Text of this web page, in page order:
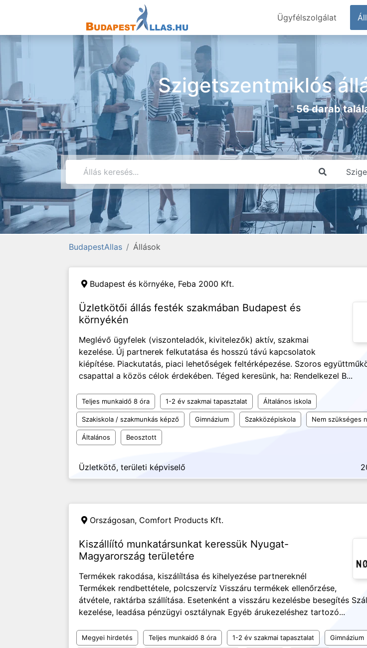
Ügyfélszolgálat
Szigetszentmiklós
56 darab
BudapestAllas Állások
Budapest és környéke, Feba 2000 Kft.
Üzletkötői állás festék szakmában Budapest és
környékén
Meglévő ügyfelek (viszonteladók, kivitelezők) aktív, szakmai
kezelése. Új partnerek felkutatása és hosszú távú kapcsolatok
kiépítése. Piackutatás, piaci lehetőségek feltérképezése. Szoros
csapattal a közös célok érdekében. Téged keresünk, ha: Rendelkezel B...
Teljes munkaidő 8 óra 1-2 év szakmai tapasztalat Általános iskola
Szakiskola / szakmunkás képző Gimnázium Szakközépiskola Nem szükséges
Általános Beosztott
Üzletkötő, területi képviselő
Országosan, Comfort Products Kft.
Kiszállíító munkatársunkat keressük Nyugat-
Magyarország területére
Termékek rakodása, kiszálíltása és kihelyezése partnereknél
Termékek rendbettétele, polcszervíz Visszáru termékek ellenőrzése,
átvétele, raktárba szállítása. Esetenként a visszáru kezelésbe besegítés
kezelése, leadása pénzügyi osztálynak Egyéb árukezeléshez tartozó...
Megyei hirdetés Teljes munkaidő 8 óra 1-2 év szakmai tapasztalat Gimnázium